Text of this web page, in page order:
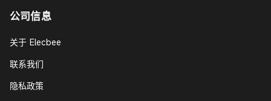
公司信息
关于 Elecbee
联系我们
隐私政策